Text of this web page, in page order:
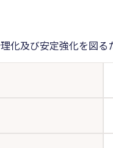
化及び安定強化を図